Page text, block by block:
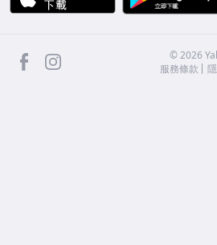
facebook ©2026
服務條款